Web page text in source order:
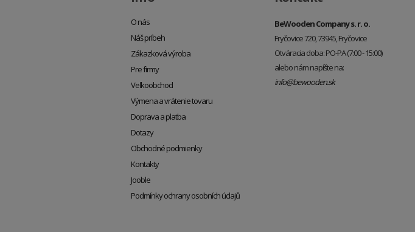
O nás
Náš príbeh
Zákazková výroba
Pre firmy
Veľkoobchod
Výmena a vrátenie tovaru
Doprava a platba
Dotazy
Obchodné podmienky
Kontakty
Jooble
Podmínky ochrany osobních údajů
BeWooden Company s. r. o.
Fryčovice 720, 73945, Fryčovice
Otváracia doba: PO-PA (7:00 - 15:00)
alebo nám napíšte na:
info@bewooden.sk